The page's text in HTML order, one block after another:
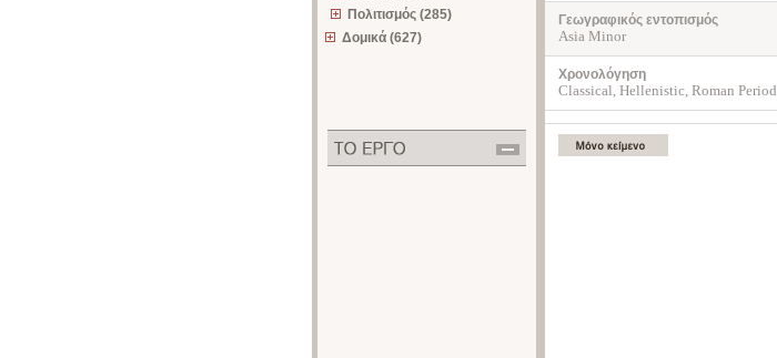
Πολιτισμός (285)
Δομικά (627)
Γεωγραφικός εντοπισμός
Asia Minor
Χρονολόγηση
Classical, Hellenistic, Roman Period